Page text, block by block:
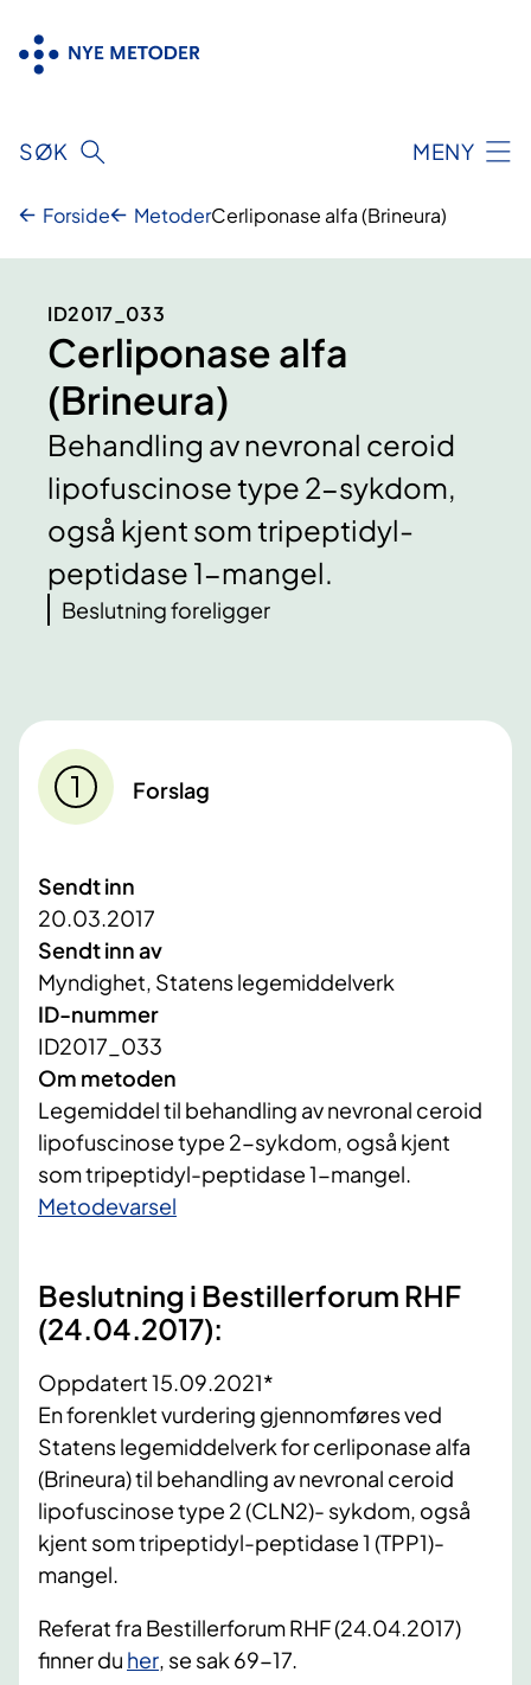
innhold
SØK MENY
Forside MetoderCerliponase alfa (Brineura)
ID2017_033
Cerliponase alfa
(Brineura)
Behandling av nevronal ceroid
lipofuscinose type 2-sykdom,
også kjent som tripeptidyl-
peptidase 1-mangel.
Beslutning foreligger
Forslag
Sendt inn
20.03.2017
Sendt inn av
Myndighet, Statens legemiddelverk
ID-nummer
ID2017_033
Om metoden
Legemiddel til behandling av nevronal ceroid
lipofuscinose type 2-sykdom, også kjent
som tripeptidyl-peptidase 1-mangel.
​Metodevarsel
Beslutning i Bestillerforum RHF
(24.04.2017):
Oppdatert 15.09.2021*
En forenklet vurdering gjennomføres ved
Statens legemiddelverk for cerliponase alfa
(Brineura) til behandling av nevronal ceroid
lipofuscinose type 2 (CLN2)- sykdom, også
kjent som tripeptidyl-peptidase 1 (TPP1)-
mangel.
Referat fra Bestillerforum RHF (24.04.2017)
finner du her , se sak 69-17.